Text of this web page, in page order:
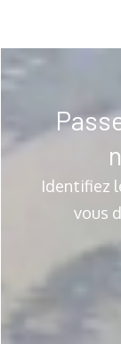
Identifiez
vous